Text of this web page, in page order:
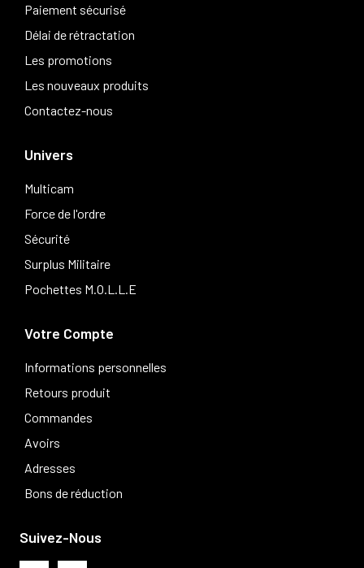
Paiement sécurisé
Délai de rétractation
Les promotions
Les nouveaux produits
Contactez-nous
Univers
Multicam
Force de l'ordre
Sécurité
Surplus Militaire
Pochettes M.O.L.L.E
Votre Compte
Informations personnelles
Retours produit
Commandes
Avoirs
Adresses
Bons de réduction
Suivez-Nous